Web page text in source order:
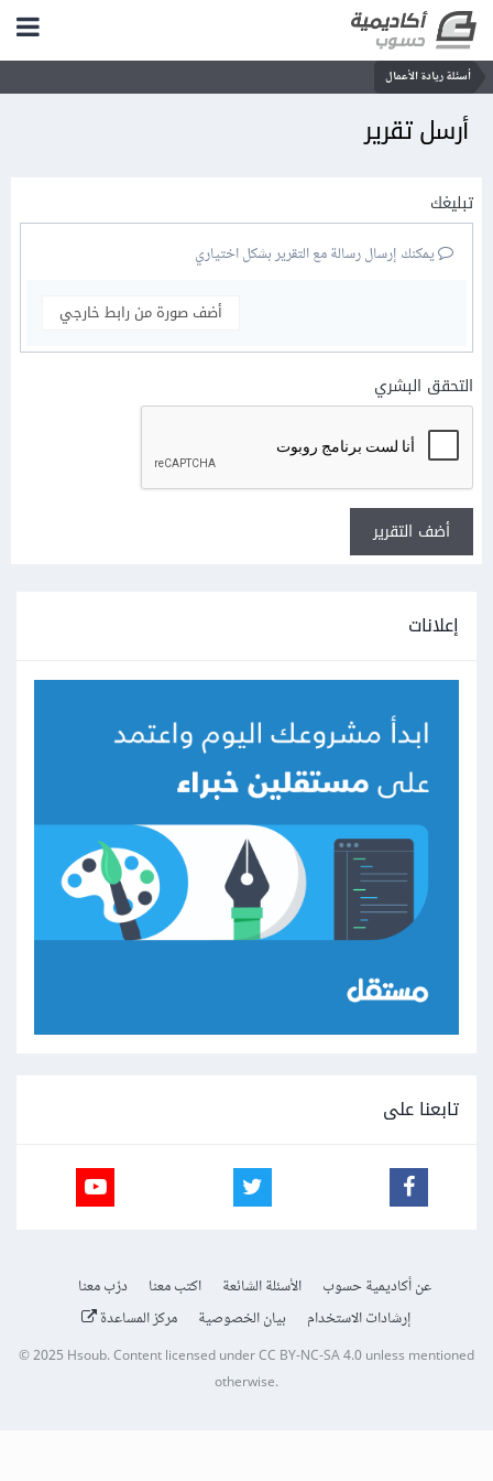
أسئلة ريادة الأعمال
أرسل تقرير
تبليغك
يمكنك إرسال رسالة مع التقرير بشكل اختياري
أضف صورة من رابط خارجي
التحقق البشري
أضف التقرير
إعلانات
تابعنا على
عن أكاديمية حسوب الأسئلة الشائعة اكتب معنا
درّب معنا
إرشادات الاستخدام
بيان الخصوصية مركز المساعدة
© 2025 Hsoub.Content licensed underCC BY-NC-SA 4.0unless mentioned
otherwise.